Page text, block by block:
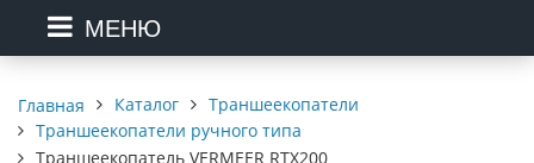
МЕНЮ
Главная Каталог
Траншеекопатели
Траншеекопатели ручного типа
Траншеекопатель VERMEER RTX200